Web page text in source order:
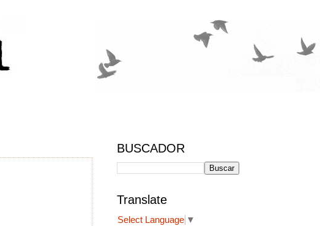
BUSCADOR
Translate
Select Language ▼